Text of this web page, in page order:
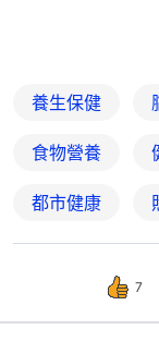
養生保健
食物營養
都市健康
7